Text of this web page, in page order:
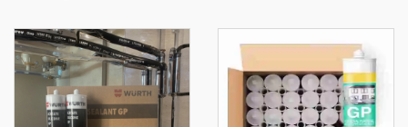
المقاوم للحرارة